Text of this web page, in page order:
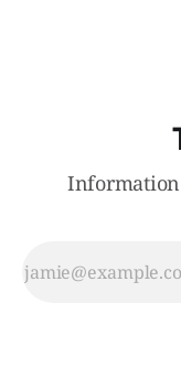
Information